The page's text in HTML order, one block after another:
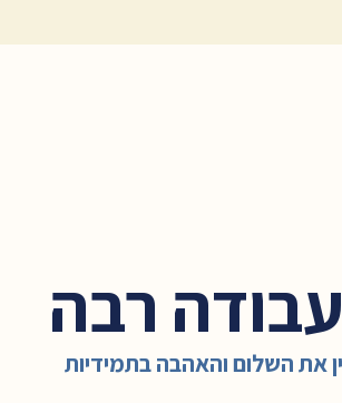
רבה
את השלום והאהבה בתמידיות